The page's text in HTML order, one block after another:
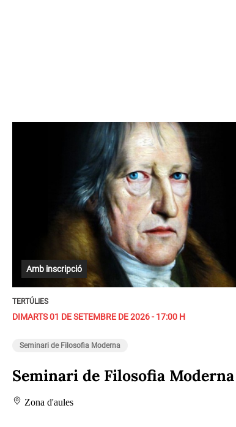
Amb inscripció
TERTÚLIES
DIMARTS 01 DE SETEMBRE DE 2026 - 17:00 H
Seminari de Filosofia Moderna
Seminari de Filosofia Moderna
Zona d'aules